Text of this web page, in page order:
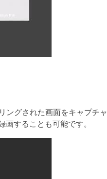
ングされた画面をキャプチ
することも可能です。